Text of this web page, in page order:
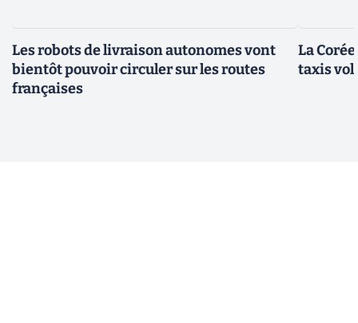
Les robots de livraison autonomes vont
bientôt pouvoir circuler sur les routes
françaises
La
taxis